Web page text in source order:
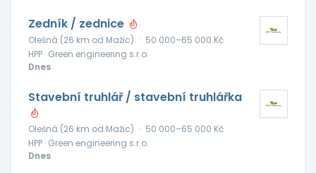
Zedník / zednice
Olešná (26 km od Mažic) · 50 000–65 000 Kč
HPP · Green engineering s.r.o.
Dnes
Stavební truhlář / stavební truhlářka
Olešná (26 km od Mažic) · 50 000–65 000 Kč
HPP · Green engineering s.r.o.
Dnes